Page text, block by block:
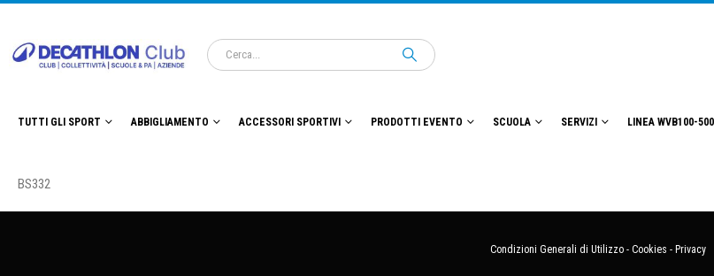
TUTTI GLI SPORT ABBIGLIAMENTO ACCESSORI SPORTIVI PRODOTTI EVENTO SCUOLA SERVIZI LINEA WVB100-
BS332
Condizioni Generali di Utilizzo - Cookies - Privacy